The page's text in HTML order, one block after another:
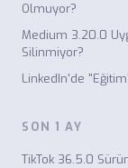
Olmuyor?
Medium 3.20.0
Silinmiyor?
LinkedIn'de
SON 1 AY
TikTok 36.5.0